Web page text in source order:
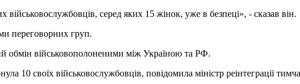
серед яких 15 жінок, уже в безпеці», - сказав він.
переговорних груп.
обмін військовополоненими між Україною та РФ.
10 своїх військовослужбовців, повідомила міністр реінтеграції